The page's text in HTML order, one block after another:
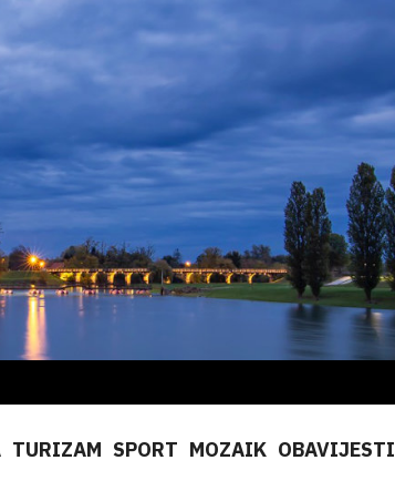
TURIZAM SPORT MOZAIK OBAVIJESTI